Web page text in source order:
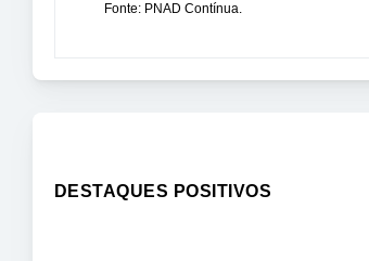
Fonte: PNAD Contínua.
DESTAQUES POSITIVOS